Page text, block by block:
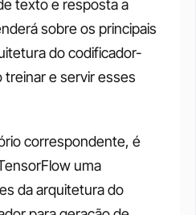
texto e resposta a
sobre os principais
do codificador-
e servir esses
correspondente, é
uma
da arquitetura do